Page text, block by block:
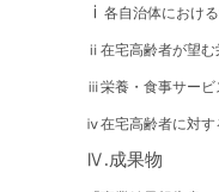
ⅰ 各自治体におけ
ⅱ 在宅高齢者が望
ⅲ栄養・食事サービ
ⅳ在宅高齢者に対す
Ⅳ.成果物